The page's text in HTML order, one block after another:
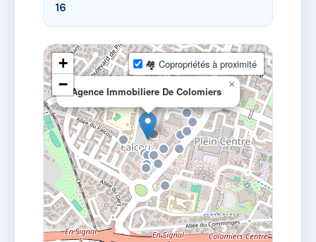
16
Agence Immobiliere De Colomiers
×
+
−
🏘 Copropriétés à proximité